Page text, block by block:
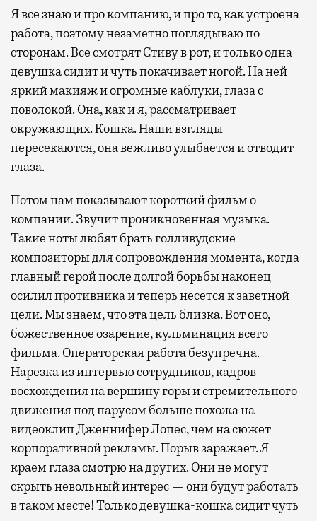
Я все знаю и про компанию, и про то, как устроена
работа, поэтому незаметно поглядываю по
сторонам. Все смотрят Стиву в рот, и только одна
девушка сидит и чуть покачивает ногой. На ней
яркий макияж и огромные каблуки, глаза с
поволокой. Она, как и я, рассматривает
окружающих. Кошка. Наши взгляды
пересекаются, она вежливо улыбается и отводит
глаза.
Потом нам показывают короткий фильм о
компании. Звучит проникновенная музыка.
Такие ноты любят брать голливудские
композиторы для сопровождения момента, когда
главный герой после долгой борьбы наконец
осилил противника и теперь несется к заветной
цели. Мы знаем, что эта цель близка. Вот оно,
божественное озарение, кульминация всего
фильма. Операторская работа безупречна.
Нарезка из интервью сотрудников, кадров
восхождения на вершину горы и стремительного
движения под парусом больше похожа на
видеоклип Дженнифер Лопес, чем на сюжет
корпоративной рекламы. Порыв заражает. Я
краем глаза смотрю на других. Они не могут
скрыть невольный интерес — они будут работать
в таком месте! Только девушка-кошка сидит чуть